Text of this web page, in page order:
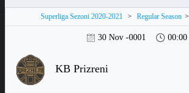
Superliga Sezoni 2020-2021 > Regular Season >
30 Nov -0001 00:00
KB Prizreni